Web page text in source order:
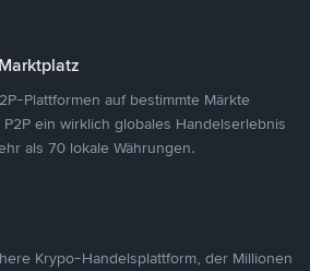
Plattformen auf bestimmte Märkte
ein wirklich globales Handelserlebnis
als 70 lokale Währungen.
Krypo-Handelsplattform, der Millionen